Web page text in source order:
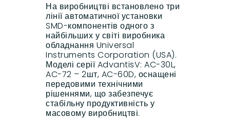
На виробництві встановлено три
лінії автоматичної установки
SMD-компонентів одного з
найбільших у світі виробника
обладнання Universal
Instruments Corporation (USA).
Моделі серії AdvantisV: AC-30L,
AC-72 – 2шт, AC-60D, оснащені
передовими технічними
рішеннями, що забезпечує
стабільну продуктивність у
масовому виробництві.